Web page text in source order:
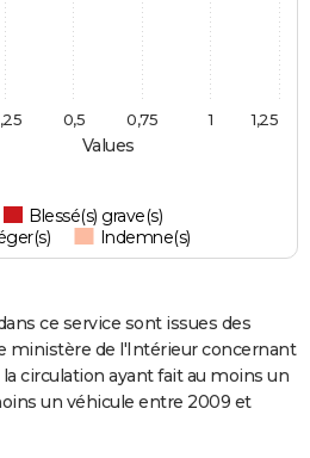
Values
Blessé(s) grave(s)
Indemne(s)
1
0,5 0,75 1,25
ce service sont issues des
ministère de l'Intérieur concernant
circulation ayant fait au moins un
un véhicule entre 2009 et